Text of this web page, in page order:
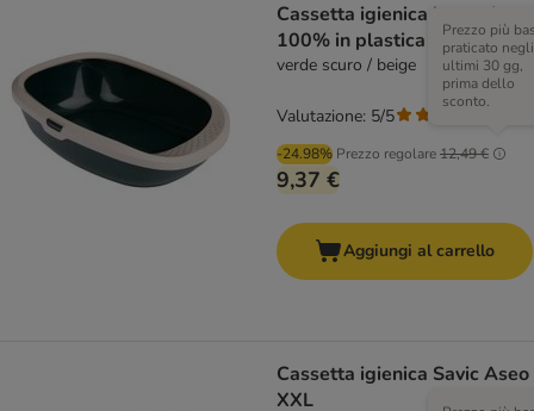
Cassetta igienica kooa al
100% in plastica riciclata
verde scuro / beige
-24.98% Prezzo regolare12,49 €
Prezzo più
praticato negli
ultimi 30 gg,
prima dello
sconto.
9,37 €
Valutazione: 5/5
Aggiungi al carrello
Cassetta igienica Savic Aseo
XXL